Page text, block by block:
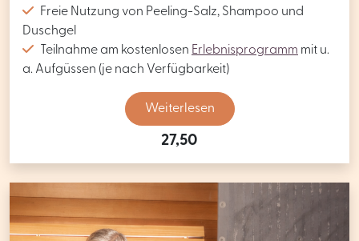
Freie Nutzung von Peeling-Salz, Shampoo und
Duschgel
Teilnahme am kostenlosen Erlebnisprogramm mit u.
a. Aufgüssen (je nach Verfügbarkeit)
Weiterlesen
27,50